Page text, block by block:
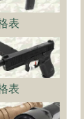
表
表